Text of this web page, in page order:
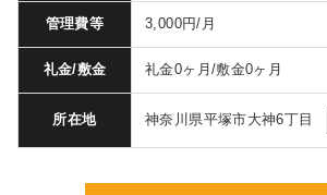
管理費等 3,000円/月
礼金/敷金 礼金0ヶ月/敷金0ヶ月
所在地 神奈川県平塚市大神6丁目